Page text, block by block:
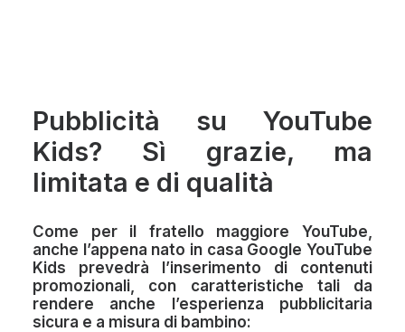
Pubblicità su YouTube
Kids? Sì grazie, ma
limitata e di qualità
Come per il fratello maggiore YouTube,
anche l’appena nato in casa Google YouTube
Kids prevedrà l’inserimento di contenuti
promozionali, con caratteristiche tali da
rendere anche l’esperienza pubblicitaria
sicura e a misura di bambino: